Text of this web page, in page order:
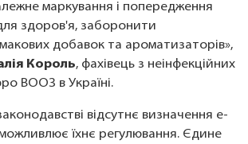
маркування і попередження
здоров'я, заборонити
добавок та ароматизаторів»,
Король, фахівець з неінфекційних
ВООЗ в Україні.
відсутнє визначення е-
їхнє регулювання. Єдине